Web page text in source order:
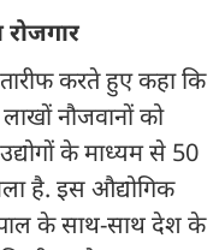
करते हुए कहा कि
नौजवानों को
के माध्यम से 50
है. इस औद्योगिक
नेपाल के साथ-साथ देश के